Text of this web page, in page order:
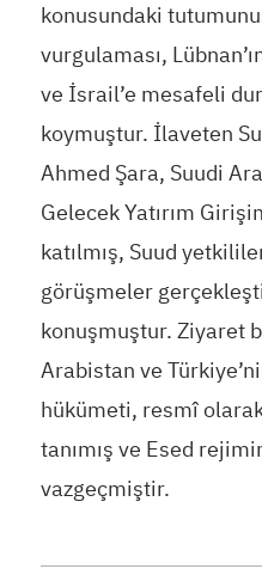
konusundaki
vurgulaması,
ve İsrail’e mesafeli
koymuştur. İlaveten
Ahmed Şara, Suudi
Gelecek Yatırım
katılmış, Suud
görüşmeler
konuşmuştur. Ziyaret
Arabistan ve
hükümeti, resmî
tanımış ve Esed
vazgeçmiştir.